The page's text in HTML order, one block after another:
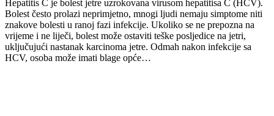
Hepatitis C je bolest jetre uzrokovana virusom hepatitisa C (HCV).
Bolest često prolazi neprimjetno, mnogi ljudi nemaju simptome niti
znakove bolesti u ranoj fazi infekcije. Ukoliko se ne prepozna na
vrijeme i ne liječi, bolest može ostaviti teške posljedice na jetri,
uključujući nastanak karcinoma jetre. Odmah nakon infekcije sa
HCV, osoba može imati blage opće…